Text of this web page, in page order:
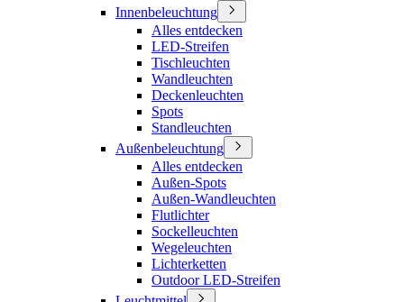
Innenbeleuchtung
Alles entdecken
LED-Streifen
Tischleuchten
Wandleuchten
Deckenleuchten
Spots
Standleuchten
Außenbeleuchtung
Alles entdecken
Außen-Spots
Außen-Wandleuchten
Flutlichter
Sockelleuchten
Wegeleuchten
Lichterketten
Outdoor LED-Streifen